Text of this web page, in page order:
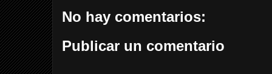
No hay comentarios:
Publicar un comentario